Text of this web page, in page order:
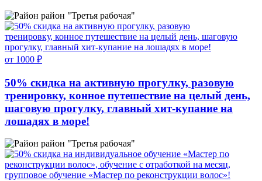
район "Третья рабочая"
от 1000 ₽
50% скидка на активную прогулку, разовую
тренировку, конное путешествие на целый день,
шаговую прогулку, главный хит-купание на
лошадях в море!
район "Третья рабочая"